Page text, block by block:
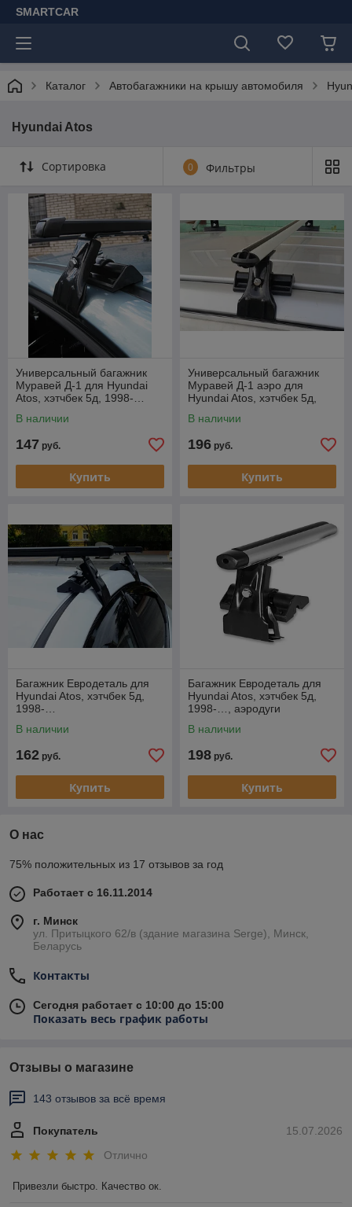
SMARTCAR
Каталог Автобагажники на крышу автомобиля
Hyundai Atos
Сортировка 0 Фильтры
Универсальный багажник
Муравей Д-1 для Hyundai
Atos, хэтчбек 5д, 1998-…
В наличии
147 руб.
Купить
Универсальный багажник
Муравей Д-1 аэро для
Hyundai Atos, хэтчбек 5д,
В наличии
196 руб.
Купить
Багажник Евродеталь для
Hyundai Atos, хэтчбек 5д,
1998-…
В наличии
162 руб.
Купить
Багажник Евродеталь для
Hyundai Atos, хэтчбек 5д,
1998-…, аэродуги
В наличии
198 руб.
Купить
О нас
75% положительных из 17 отзывов за год
Работает с 16.11.2014
г. Минск
ул. Притыцкого 62/в (здание магазина Serge), Минск,
Беларусь
Контакты
Сегодня работает с 10:00 до 15:00
Показать весь график работы
Отзывы о магазине
143 отзывов за всё время
15.07.2026
Покупатель
Отлично
Привезли быстро. Качество ок.